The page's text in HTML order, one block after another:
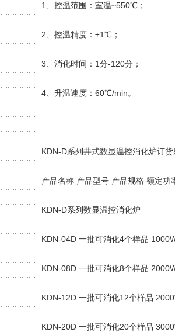
1、控温范围：室温~550℃；
2、控温精度：±1℃；
3、消化时间：1分-120分；
4、升温速度：60℃/min。
KDN-D系列井式数显温控消化炉订
产品名称 产品型号 产品规格 额定功
KDN-D系列数显温控消化炉
KDN-04D 一批可消化4个样品
KDN-08D 一批可消化8个样品
KDN-12D 一批可消化12个样品
KDN-20D 一批可消化20个样品